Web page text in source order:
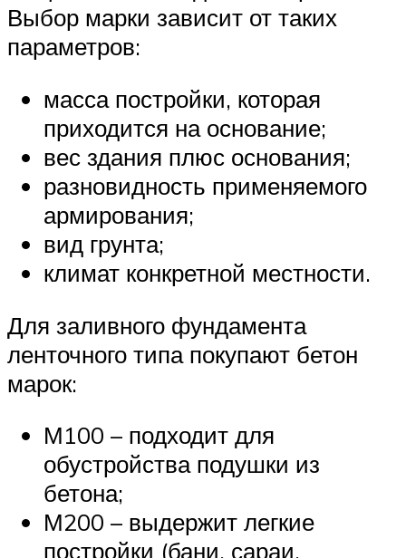
Выбор марки зависит от таких
параметров:
масса постройки, которая
приходится на основание;
вес здания плюс основания;
разновидность применяемого
армирования;
вид грунта;
климат конкретной местности.
Для заливного фундамента
ленточного типа покупают бетон
марок:
М100 – подходит для
обустройства подушки из
бетона;
М200 – выдержит легкие
постройки (бани, сараи,